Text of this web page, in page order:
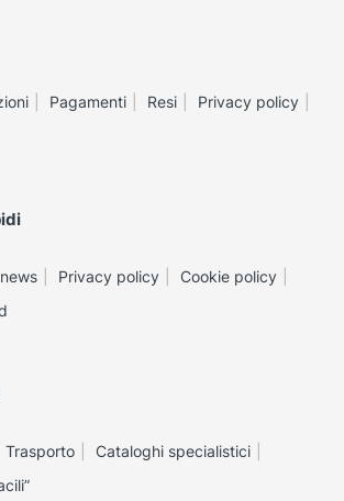
Pagamenti Resi
Privacy policy
Privacy policy
Cookie policy
Trasporto
Cataloghi specialistici